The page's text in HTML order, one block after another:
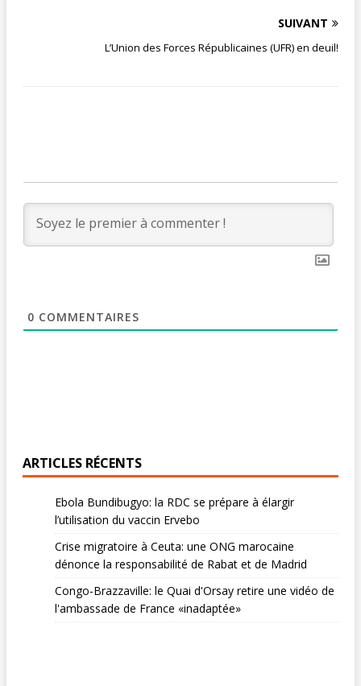
SUIVANT
L’Union des Forces Républicaines (UFR) en deuil!
0 COMMENTAIRES
ARTICLES RÉCENTS
Ebola Bundibugyo: la RDC se prépare à élargir
l’utilisation du vaccin Ervebo
Crise migratoire à Ceuta: une ONG marocaine
dénonce la responsabilité de Rabat et de Madrid
Congo-Brazzaville: le Quai d'Orsay retire une vidéo de
l'ambassade de France «inadaptée»